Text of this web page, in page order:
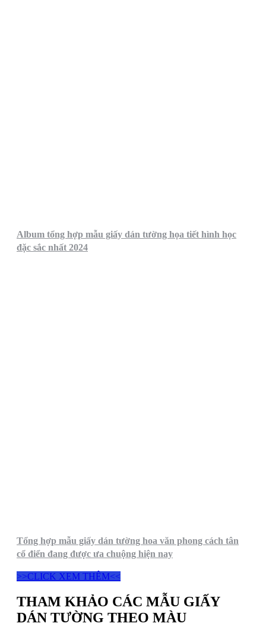
Album tổng hợp mẫu giấy dán tường họa tiết hình học
đặc sắc nhất 2024
Tổng hợp mẫu giấy dán tường hoa văn phong cách tân
cổ điển đang được ưa chuộng hiện nay
>>CLICK XEM THÊM<<
THAM KHẢO CÁC MẪU GIẤY
DÁN TƯỜNG THEO MÀU